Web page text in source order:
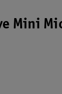
Mini